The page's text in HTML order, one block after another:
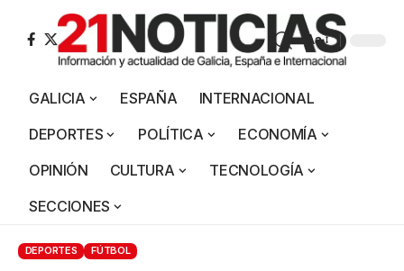
Aa
GALICIA ESPAÑA
INTERNACIONAL
DEPORTES
POLÍTICA
ECONOMÍA
OPINIÓN
CULTURA
TECNOLOGÍA
SECCIONES
DEPORTES FÚTBOL